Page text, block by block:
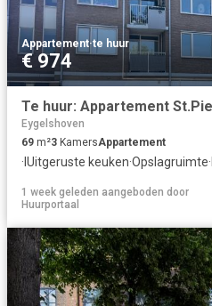
Appartement·te huur
€ 974
Eygelshoven
69 m²3 KamersAppartement
· IUitgeruste keuken·Opslagruimte·
1 week geleden aangeboden door
Huurportaal